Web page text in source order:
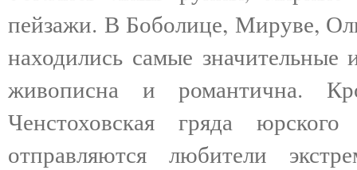
пейзажи. В Боболице, Мируве,
находились самые
живописна и романтична.
Ченстоховская гряда
отправляются любители